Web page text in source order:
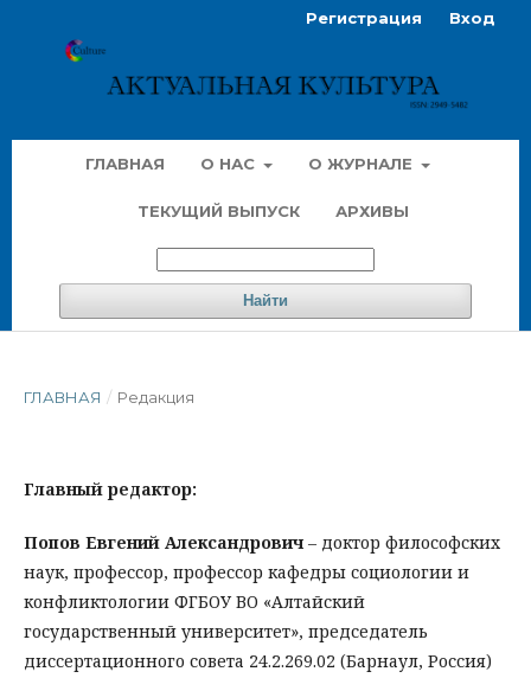
ГЛАВНАЯ О НАС О ЖУРНАЛЕ
ТЕКУЩИЙ ВЫПУСК АРХИВЫ
Найти
Регистрация Вход
ГЛАВНАЯ / Редакция
Главный редактор:
Попов Евгений Александрович – доктор философских
наук, профессор, профессор кафедры социологии и
конфликтологии ФГБОУ ВО «Алтайский
государственный университет», председатель
диссертационного совета 24.2.269.02 (Барнаул, Россия)